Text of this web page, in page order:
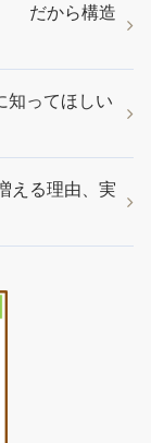
ら構造
知ってほしい
える理由、実